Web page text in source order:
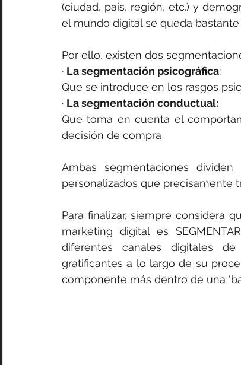
(ciudad, país, región, etc.) y
el mundo digital se queda
Por ello, existen dos
· La segmentación psicográfica:
Que se introduce en los rasgos
· La segmentación conductual:
Que toma en cuenta el
decisión de compra
Ambas segmentaciones
personalizados que precisamente
Para finalizar, siempre considera
marketing digital es
diferentes canales digitales
gratificantes a lo largo de su
componente más dentro de una